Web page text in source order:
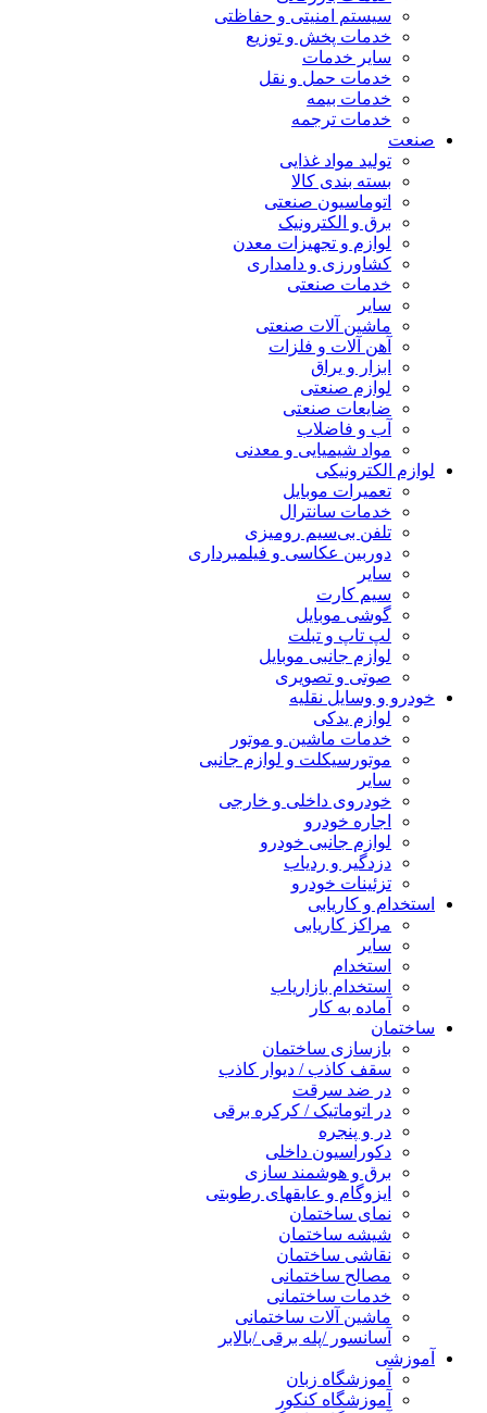
سیستم امنیتی و حفاظتی
خدمات پخش و توزیع
سایر خدمات
خدمات حمل و نقل
خدمات بیمه
خدمات ترجمه
صنعت
تولید مواد غذایی
بسته بندی کالا
اتوماسیون صنعتی
برق و الکترونیک
لوازم و تجهیزات معدن
کشاورزی و دامداری
خدمات صنعتی
سایر
ماشین آلات صنعتی
آهن آلات و فلزات
ابزار و یراق
لوازم صنعتی
ضایعات صنعتی
آب و فاضلاب
مواد شیمیایی و معدنی
لوازم الکترونیکی
تعمیرات موبایل
خدمات سانترال
تلفن بی‌سیم رومیزی
دوربین عکاسی و فیلمبرداری
سایر
سیم کارت
گوشی موبایل
لپ تاپ و تبلت
لوازم جانبی موبایل
صوتی و تصویری
خودرو و وسایل نقلیه
لوازم یدکی
خدمات ماشین و موتور
موتورسیکلت و لوازم جانبی
سایر
خودروی داخلی و خارجی
اجاره خودرو
لوازم جانبی خودرو
دزدگیر و ردیاب
تزئینات خودرو
استخدام و کاریابی
مراکز کاریابی
سایر
استخدام
استخدام بازاریاب
آماده به کار
ساختمان
بازسازی ساختمان
سقف کاذب / دیوار کاذب
در ضد سرقت
در اتوماتیک / کرکره برقی
در و پنجره
دکوراسیون داخلی
برق و هوشمند سازی
ایزوگام و عایقهای رطوبتی
نمای ساختمان
شیشه ساختمان
نقاشی ساختمان
مصالح ساختمانی
خدمات ساختمانی
ماشین آلات ساختمانی
آسانسور /پله برقی /بالابر
آموزشی
آموزشگاه زبان
آموزشگاه کنکور